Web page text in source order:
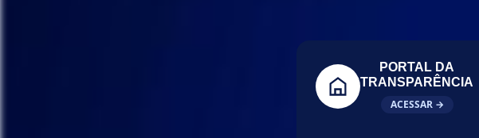
PORTAL DA
TRANSPARÊNCIA
ACESSAR →